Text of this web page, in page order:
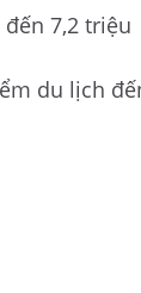
7,2 triệu
du lịch